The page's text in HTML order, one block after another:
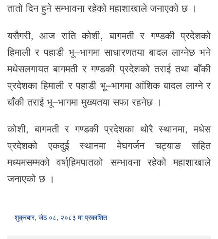
तातो दिन हुने सम्भावना रहेको महाशाखाले जनाएको छ ।
यसैगरी, आज राति कोशी, बागमती र गण्डकी प्रदेशको
हिमाली र पहाडी भू–भागमा साधारणतया बादल लाग्नेछ भने
मधेसलगायत बागमती र गण्डकी प्रदेशको तराई तथा बाँकी
प्रदेशका हिमाली र पहाडी भू–भागमा आंशिक बादल लाग्ने र
बाँकी तराई भू–भागमा मुख्यतया सफा रहनेछ ।
कोशी, बागमती र गण्डकी प्रदेशका थोरै स्थानमा, मधेस
प्रदेशको एकदुई स्थानमा मेघगर्जन चट्याङ सहित
मध्यमसम्मको वर्षा्हिमपातको सम्भावना रहेको महाशाखाले
जनाएको छ ।
शुक्रबार, जेठ ०८, २०८३ मा प्रकाशित